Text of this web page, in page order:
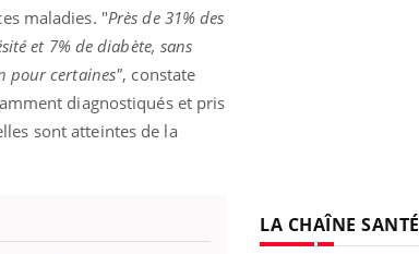
maladies. "Près de 31% des
et 7% de diabète, sans
pour certaines", constate
diagnostiqués et pris
sont atteintes de la
LA CHAÎNE SANTÉ